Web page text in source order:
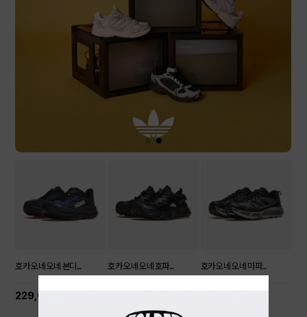
호카 오네 오네 본디...
229,000원
호카 오네 오네 호파... 호카 오네 오네 마파...